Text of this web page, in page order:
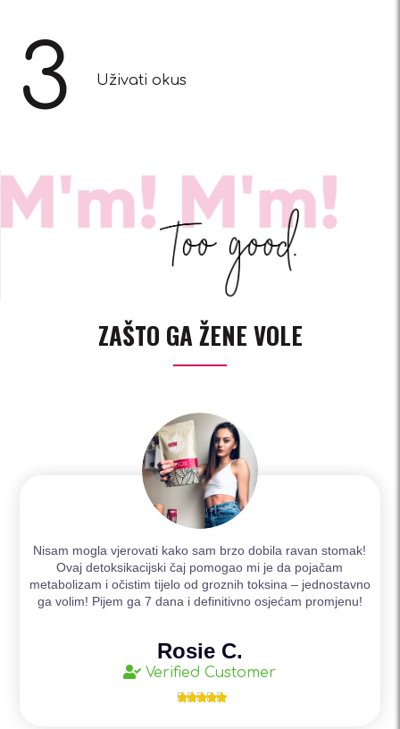
3 Uživati okus
ZAŠTO GA ŽENE VOLE
Nisam mogla vjerovati kako sam brzo dobila ravan stomak!
Ovaj detoksikacijski čaj pomogao mi je da pojačam
metabolizam i očistim tijelo od groznih toksina – jednostavno
ga volim! Pijem ga 7 dana i definitivno osjećam promjenu!
Rosie C.
Verified Customer
    